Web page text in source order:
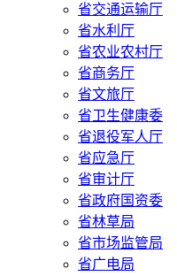
省交通运输厅
省水利厅
省农业农村厅
省商务厅
省文旅厅
省卫生健康委
省退役军人厅
省应急厅
省审计厅
省政府国资委
省林草局
省市场监管局
省广电局